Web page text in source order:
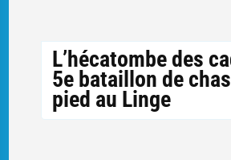
L’hécatombe des
5e bataillon de
pied au Linge